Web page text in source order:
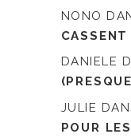
NONO
DANIELE
JULIE
POUR